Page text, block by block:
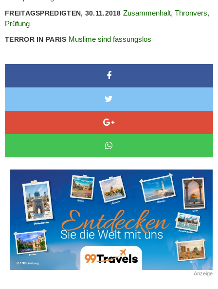
FREITAGSPREDIGTEN, 30.11.2018 Zusammenhalt, Thronvers,
Prüfung
TERROR IN PARIS Muslime sind fassungslos
Anzeige